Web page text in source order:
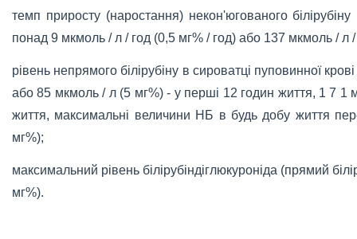
темп приросту (наростання) некон'югованого білірубіну
понад 9 мкмоль / л / год (0,5 мг% / год) або 137 мкмоль / л /
рівень непрямого білірубіну в сироватці пуповинної
або 85 мкмоль / л (5 мг%) - у перші 12 годин життя, 1 7 1
життя, максимальні величини НБ в будь добу життя
мг%);
максимальний рівень білірубіндіглюкуроніда (прямий
мг%).